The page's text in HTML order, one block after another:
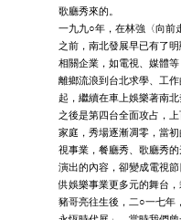
歌廳秀來的。
一九九○年，在林強〈向前
之前，南北發展早已有了
相關企業，如電視、媒體
離鄉流浪到台北求學、工
起，繼續在車上娛樂著南北
之後是第四台全面攻占，
家庭，秀場逐漸凋零，當
視事業，餐廳秀、歌廳秀
演出的內容，卻變成電視
供娛樂事業更多元的舞台，
豬哥亮往生後，二○一七年